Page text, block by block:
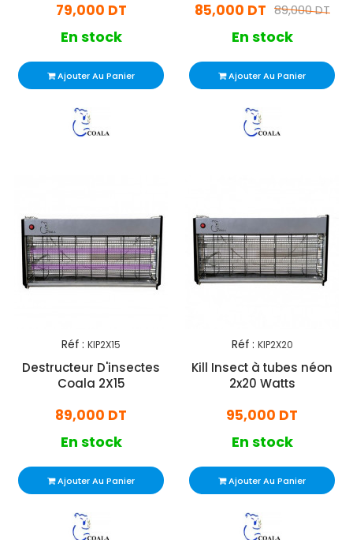
79,000 DT
En stock
Ajouter Au Panier
89,000 DT
85,000 DT
En stock
Ajouter Au Panier
Réf : KIP2X15
Destructeur D'insectes
Coala 2X15
89,000 DT
En stock
Ajouter Au Panier
Réf : KIP2X20
Kill Insect à tubes néon
2x20 Watts
95,000 DT
En stock
Ajouter Au Panier